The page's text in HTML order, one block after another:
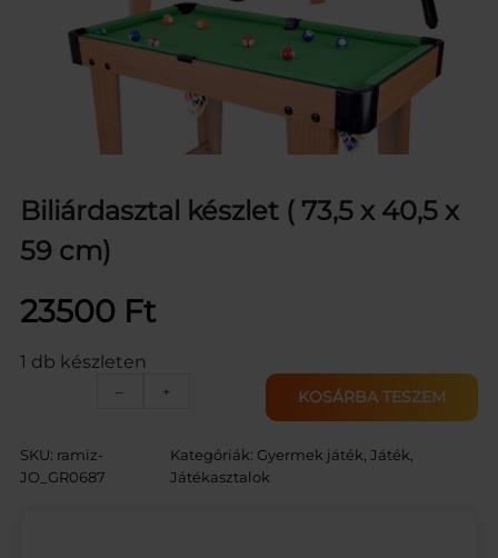
Biliárdasztal készlet ( 73,5 x 40,5 x
59 cm)
23500 Ft
1 db készleten
– + KOSÁRBA TESZEM
SKU: ramiz-
JO_GR0687
Kategóriák: Gyermek játék Játék
Játékasztalok